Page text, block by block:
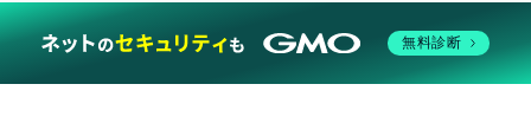
無料診断